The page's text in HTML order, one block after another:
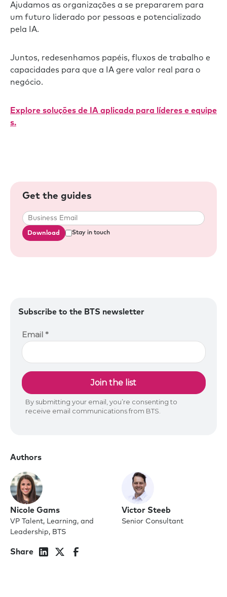
Subscribe to the BTS newsletter
Authors
Nicole Gams
VP Talent, Learning, and
Leadership, BTS
Victor Steeb
Senior Consultant
Share
Ajudamos as organizações a se prepararem para
um futuro liderado por pessoas e potencializado
pela IA.
Juntos, redesenhamos papéis, fluxos de trabalho e
capacidades para que a IA gere valor real para o
negócio.
Explore soluções de IA aplicada para líderes e equipe
s.
Get the guides
Download Stay in touch